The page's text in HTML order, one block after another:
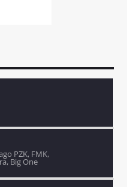
PZK, FMK,
Big One